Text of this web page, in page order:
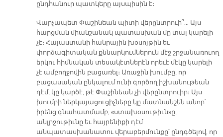
ընդհանուր պատկերը այսպիսին է։
Վարչապետ Փաշինեան պիտի վերընտրուի՞… Այս
հարցման միանշանակ պատասխան մը տալ կարելի
չէ։ Հայաստանի հանրային խօսոյթին եւ
փորձագիտական քննարկումներուն մէջ շրջանառուող
երկու հիմնական տեսակէտներէն որեւէ մէկը կարելի
չէ ամբողջովին բացառել։ Առաջին խումբը, որ
բացասական ընկալում ունի գործող իշխանութեան
դէմ, կը կարծէ, թէ Փաշինեան չի վերընտրուիր։ Այս
խումբի ներկայացուցիչները կը մատնանշեն անոր՝
իրենց գնահատմամբ, «ստախօսութիւն»ը,
անլրջութիւնը եւ հայրենիքի դէմ
անպատասխանատու վերաբերմունքը՝ ընդգծելով, որ